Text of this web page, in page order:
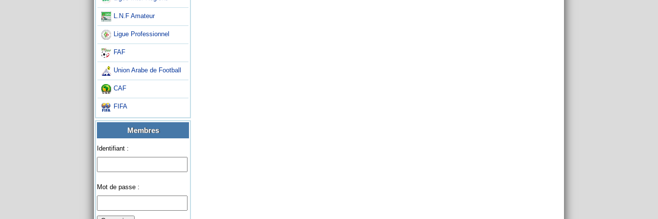
L.N.F Amateur
Ligue Professionnel
FAF
Union Arabe de Football
CAF
FIFA
Membres
Identifiant :
Mot de passe :